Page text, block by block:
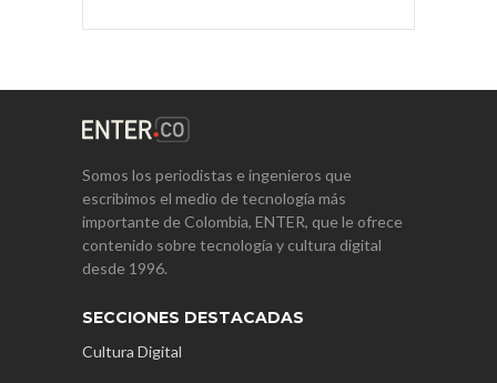
Somos los periodistas e ingenieros que
escribimos el medio de tecnología más
importante de Colombia, ENTER, que le ofrece
contenido sobre tecnología y cultura digital
desde 1996.
SECCIONES DESTACADAS
Cultura Digital